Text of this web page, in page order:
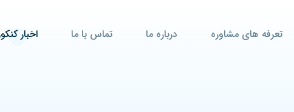
تعرفه های مشاوره درباره ما تماس با ما اخبار